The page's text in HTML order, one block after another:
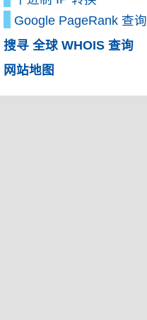
Google PageRank 查询
搜寻 全球 WHOIS 查询
网站地图